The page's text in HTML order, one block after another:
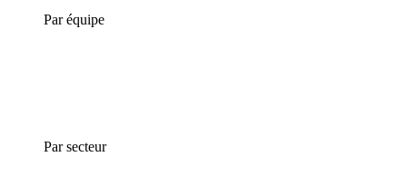
Par équipe
Par secteur